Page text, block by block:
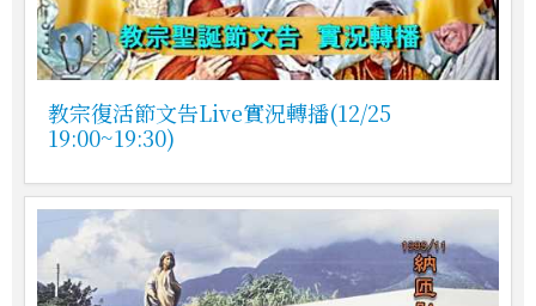
教宗復活節文告Live實況轉播(12/25
19:00~19:30)